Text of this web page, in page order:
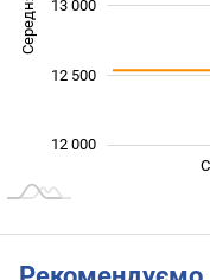
12 000
12 000
13 000
12 500